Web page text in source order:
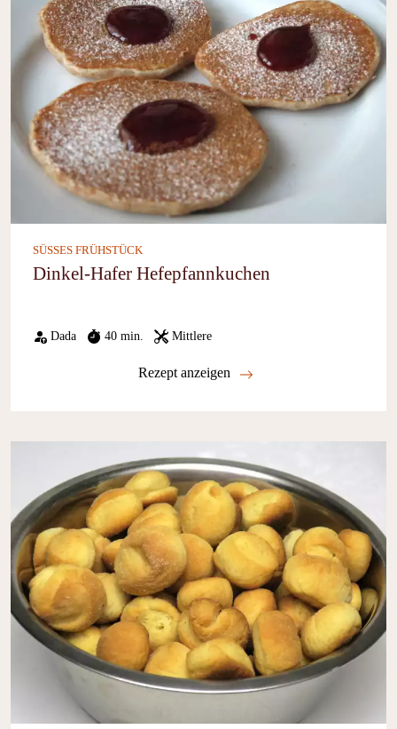
SÜSSES FRÜHSTÜCK
Dinkel-Hafer Hefepfannkuchen
Dada 40 min. Mittlere
Rezept anzeigen